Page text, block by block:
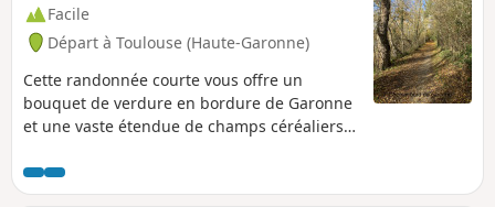
Facile
Départ à Toulouse (Haute-Garonne)
Cette randonnée courte vous offre un
bouquet de verdure en bordure de Garonne
et une vaste étendue de champs céréaliers.
grande partie tout en étant aux portes de
l'agglomération toulousaine.